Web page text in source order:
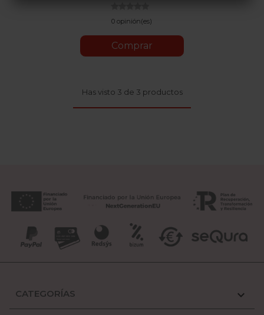
0 opinión(es)
Comprar
Has visto 3 de 3 productos
CATEGORÍAS 